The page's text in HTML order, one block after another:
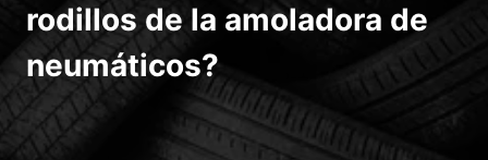
rodillos de la amoladora de
neumáticos?